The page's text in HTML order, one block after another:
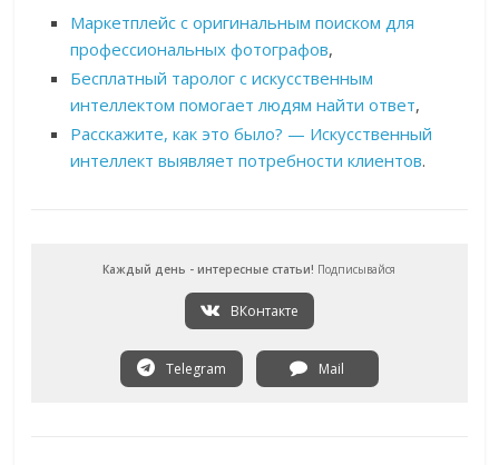
Маркетплейс с оригинальным поиском для
профессиональных фотографов,
Бесплатный таролог с искусственным
интеллектом помогает людям найти ответ,
Расскажите, как это было? — Искусственный
интеллект выявляет потребности клиентов.
Каждый день - интересные статьи! Подписывайся
ВКонтакте
Telegram Mail